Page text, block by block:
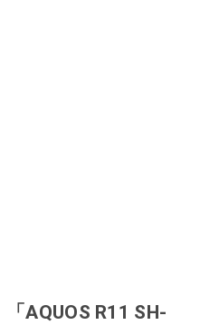
AQUOS R11 SH-